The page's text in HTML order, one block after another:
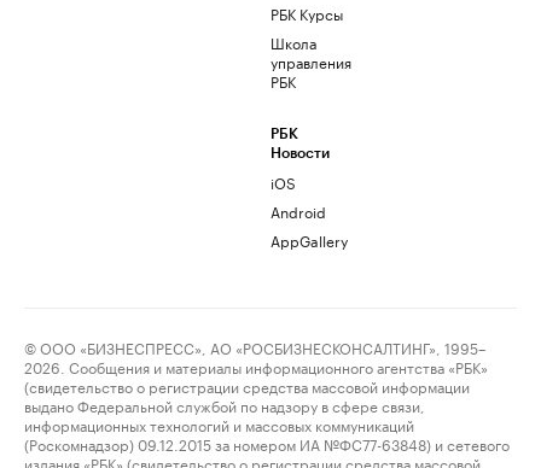
РБК Курсы
Школа
управления
РБК
РБК
Новости
iOS
Android
AppGallery
© ООО «БИЗНЕСПРЕСС», АО «РОСБИЗНЕСКОНСАЛТИНГ», 1995–
2026. Сообщения и материалы информационного агентства «РБК»
(свидетельство о регистрации средства массовой информации
выдано Федеральной службой по надзору в сфере связи,
информационных технологий и массовых коммуникаций
(Роскомнадзор) 09.12.2015 за номером ИА №ФС77-63848) и сетевого
издания «РБК» (свидетельство о регистрации средства массовой